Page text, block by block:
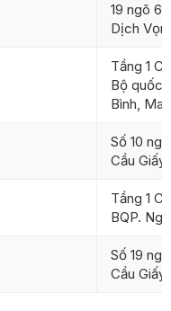
19 ngõ
Dịch
Tầng 1
Bộ quốc
Bình,
Số 10
Cầu Giấy
Tầng 1
BQP.
Số 19
Cầu Giấy